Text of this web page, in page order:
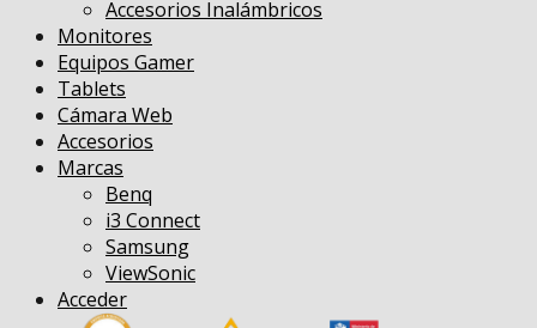
Accesorios Inalámbricos
Monitores
Equipos Gamer
Tablets
Cámara Web
Accesorios
Marcas
Benq
i3 Connect
Samsung
ViewSonic
Acceder